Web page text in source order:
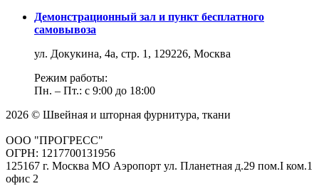
Демонстрационный зал и пункт бесплатного
самовывоза
ул. Докукина, 4а, стр. 1, 129226, Москва
Режим работы:
Пн. – Пт.: с 9:00 до 18:00
2026 © Швейная и шторная фурнитура, ткани
ООО "ПРОГРЕСС"
ОГРН: 1217700131956
125167 г. Москва МО Аэропорт ул. Планетная д.29 пом.I ком.1
офис 2